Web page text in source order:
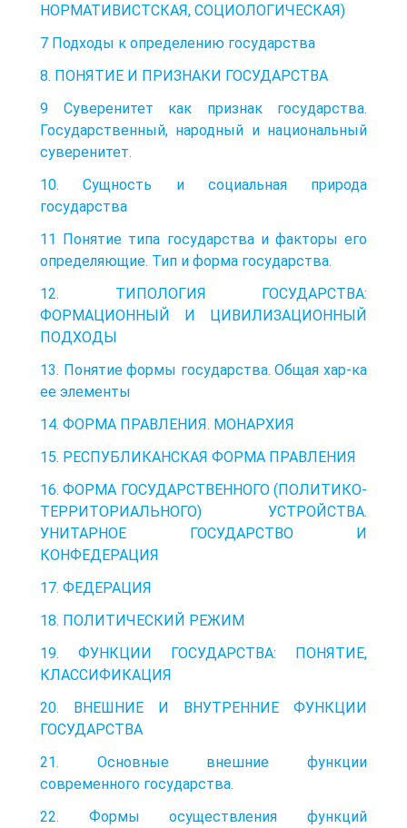
НОРМАТИВИСТСКАЯ, СОЦИОЛОГИЧЕСКАЯ)
7 Подходы к определению государства
8. ПОНЯТИЕ И ПРИЗНАКИ ГОСУДАРСТВА
9 Суверенитет как признак государства.
Государственный, народный и национальный
суверенитет.
10. Сущность и социальная природа
государства
11 Понятие типа государства и факторы его
определяющие. Тип и форма государства.
12. ТИПОЛОГИЯ ГОСУДАРСТВА:
ФОРМАЦИОННЫЙ И ЦИВИЛИЗАЦИОННЫЙ
ПОДХОДЫ
13. Понятие формы государства. Общая хар-ка
ее элементы
14. ФОРМА ПРАВЛЕНИЯ. МОНАРХИЯ
15. РЕСПУБЛИКАНСКАЯ ФОРМА ПРАВЛЕНИЯ
16. ФОРМА ГОСУДАРСТВЕННОГО (ПОЛИТИКО-
ТЕРРИТОРИАЛЬНОГО) УСТРОЙСТВА.
УНИТАРНОЕ ГОСУДАРСТВО И
КОНФЕДЕРАЦИЯ
17. ФЕДЕРАЦИЯ
18. ПОЛИТИЧЕСКИЙ РЕЖИМ
19. ФУНКЦИИ ГОСУДАРСТВА: ПОНЯТИЕ,
КЛАССИФИКАЦИЯ
20. ВНЕШНИЕ И ВНУТРЕННИЕ ФУНКЦИИ
ГОСУДАРСТВА
21. Основные внешние функции
современного государства.
22. Формы осуществления функций